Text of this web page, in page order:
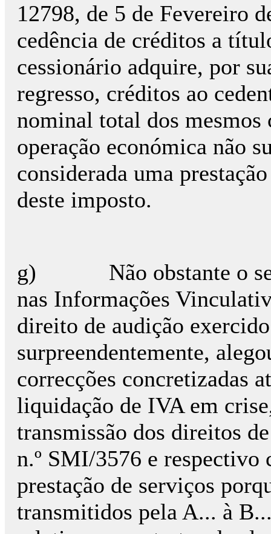
12798, de 5 de Fevereiro
cedência de créditos a
cessionário adquire, por
regresso, créditos ao
nominal total dos
operação económica não
considerada uma
deste imposto.
g) Não obstante o seu
nas Informações
direito de audição
surpreendentemente,
correcções concretizadas
liquidação de IVA em
transmissão dos direitos
n.º SMI/3576 e
prestação de serviços
transmitidos pela A... à